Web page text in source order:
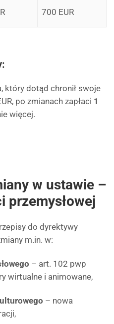
700 EUR
który dotąd chronił swoje
po zmianach zapłaci 1
więcej.
w ustawie –
przemysłowej
do dyrektywy
m.in. w:
– art. 102 pwp
wirtualne i animowane,
– nowa